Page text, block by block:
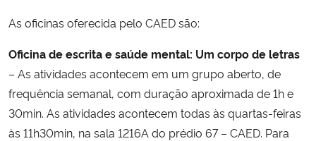
As oficinas oferecida pelo CAED são:
Oficina de escrita e saúde mental: Um corpo de letras
– As atividades acontecem em um grupo aberto, de
frequência semanal, com duração aproximada de 1h e
30min. As atividades acontecem todas às quartas-feiras
às 11h30min, na sala 1216A do prédio 67 – CAED. Para